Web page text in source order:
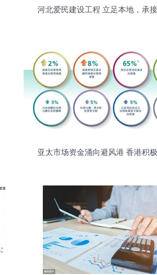
河北爱民建设工程 立足本地，承
亚太市场资金涌向避风港 香港积